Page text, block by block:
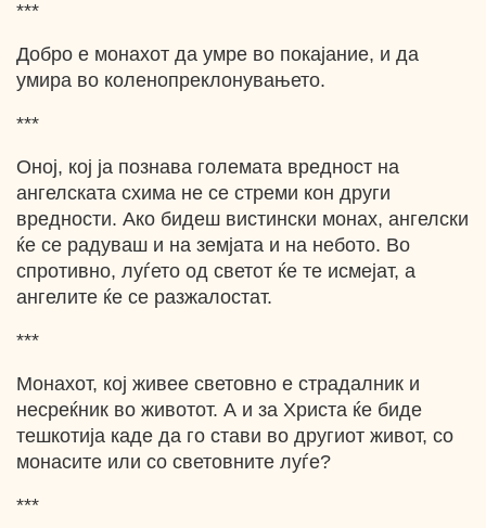
***
Добро е монахот да умре во покајание, и да
умира во коленопреклонувањето.
***
Оној, кој ја познава големата вредност на
ангелската схима не се стреми кон други
вредности. Ако бидеш вистински монах, ангелски
ќе се радуваш и на земјата и на небото. Во
спротивно, луѓето од светот ќе те исмејат, а
ангелите ќе се разжалостат.
***
Монахот, кој живее световно е страдалник и
несреќник во животот. А и за Христа ќе биде
тешкотија каде да го стави во другиот живот, со
монасите или со световните луѓе?
***